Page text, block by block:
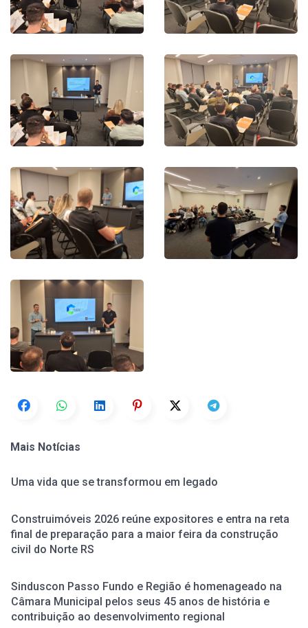
Mais Notícias
Uma vida que se transformou em legado
Construimóveis 2026 reúne expositores e entra na reta
final de preparação para a maior feira da construção
civil do Norte RS
Sinduscon Passo Fundo e Região é homenageado na
Câmara Municipal pelos seus 45 anos de história e
contribuição ao desenvolvimento regional